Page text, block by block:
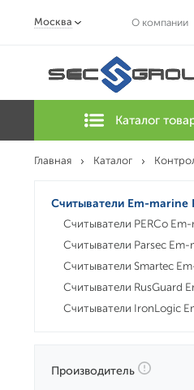
Москва О компании
Каталог
Главная Каталог
Считыватели Em-marine
Считыватели PERCo
Считыватели Parsec Em-
Считыватели Smartec
Считыватели RusGuard
Считыватели IronLogic
Производитель